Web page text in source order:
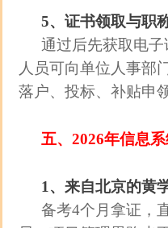
5、证书领取与职
通过后先获取电
人员可向单位人事部
落户、投标、补贴申
五、2026年信息
1、来自北京的黄
备考4个月拿证，